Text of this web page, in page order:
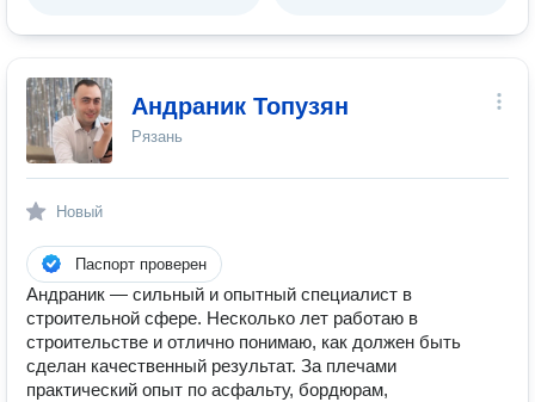
Андраник Топузян
Рязань
Новый
Паспорт проверен
Андраник — сильный и опытный специалист в
строительной сфере. Несколько лет работаю в
строительстве и отлично понимаю, как должен быть
сделан качественный результат. За плечами
практический опыт по асфальту, бордюрам,